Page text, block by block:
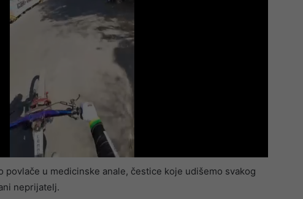
povlače u medicinske anale, čestice koje udišemo svakog
neprijatelj.